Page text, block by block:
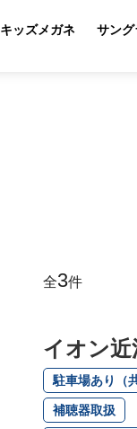
キッズメガネ サング
全3件
イオン近
駐車場あり（
補聴器取扱